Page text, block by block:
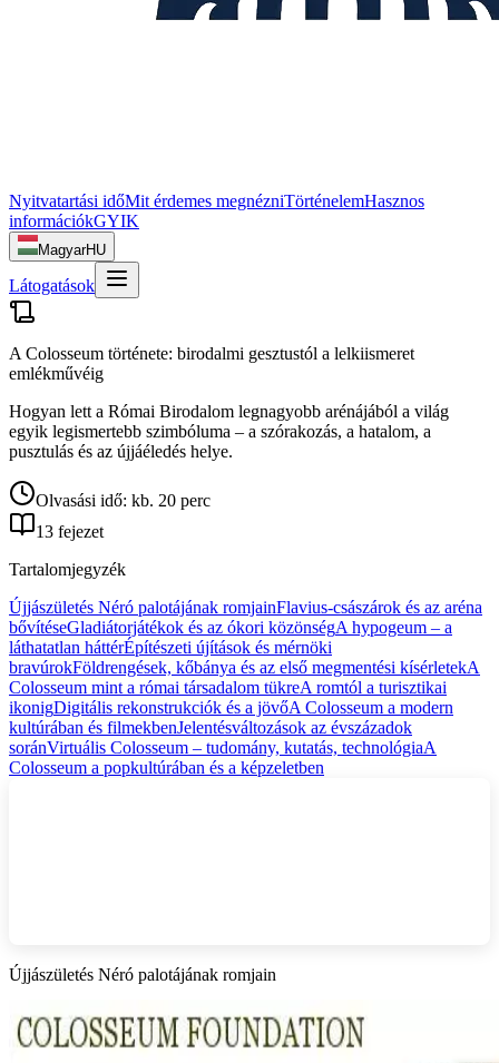
Nyitvatartási időMit érdemes megnézniTörténelemHasznos
információkGYIK
MagyarHU
Látogatások
A Colosseum története: birodalmi gesztustól a lelkiismeret
emlékművéig
Hogyan lett a Római Birodalom legnagyobb arénájából a világ
egyik legismertebb szimbóluma – a szórakozás, a hatalom, a
pusztulás és az újjáéledés helye.
Olvasási idő: kb. 20 perc
13 fejezet
Tartalomjegyzék
Újjászületés Néró palotájának romjainFlavius‑császárok és az aréna
bővítéseGladiátorjátékok és az ókori közönségA hypogeum – a
láthatatlan háttérÉpítészeti újítások és mérnöki
bravúrokFöldrengések, kőbánya és az első megmentési kísérletekA
Colosseum mint a római társadalom tükreA romtól a turisztikai
ikonigDigitális rekonstrukciók és a jövőA Colosseum a modern
kultúrában és filmekbenJelentésváltozások az évszázadok
soránVirtuális Colosseum – tudomány, kutatás, technológiaA
Colosseum a popkultúrában és a képzeletben
Újjászületés Néró palotájának romjain